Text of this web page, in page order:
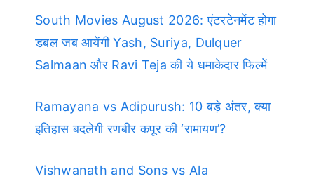
South Movies August 2026: एंटरटेनमेंट होगा
डबल जब आयेंगी Yash, Suriya, Dulquer
Salmaan और Ravi Teja की ये धमाकेदार फिल्में
Ramayana vs Adipurush: 10 बड़े अंतर, क्या
इतिहास बदलेगी रणबीर कपूर की ‘रामायण’?
Vishwanath and Sons vs Ala